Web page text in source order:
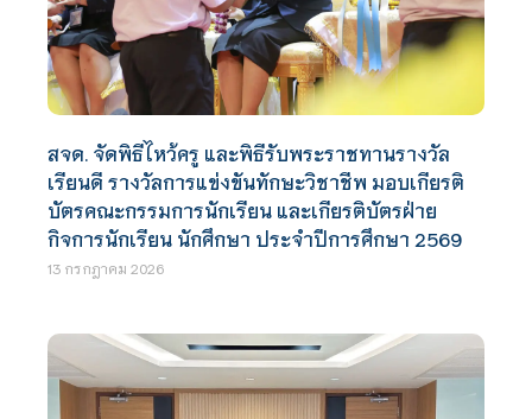
สจด. จัดพิธีไหว้ครู และพิธีรับพระราชทานรางวัล
เรียนดี รางวัลการแข่งขันทักษะวิชาชีพ มอบเกียรติ
บัตรคณะกรรมการนักเรียน และเกียรติบัตรฝ่าย
กิจการนักเรียน นักศึกษา ประจำปีการศึกษา 2569
13 กรกฎาคม 2026